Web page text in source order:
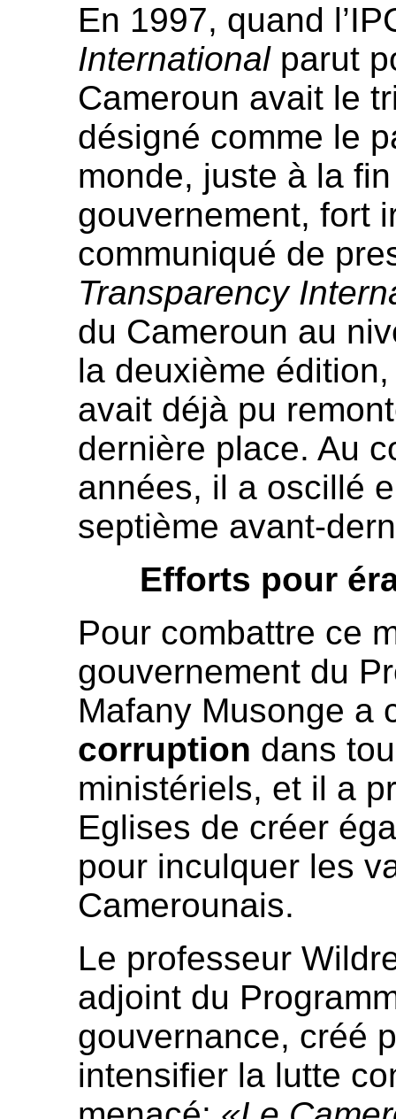
En 1997, quand
Internationalparut
Cameroun avait le
désigné comme le
monde, juste à la
gouvernement, fort
communiqué de
Transparency
du Cameroun au
la deuxième
avait déjà pu
dernière place. Au
années, il a oscillé
septième avant-
Efforts pour
Pour combattre ce
gouvernement du
Mafany Musonge a
corruption dans
ministériels, et il a
Eglises de créer
pour inculquer les
Camerounais.
Le professeur
adjoint du
gouvernance, créé
intensifier la lutte